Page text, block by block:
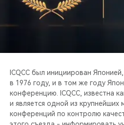
CHERY И СПОРТ
ВИДЕООБЗОРЫ
CHERY ДЛЯ ДЕТЕЙ
ICQCC был инициирован
в 1976 году, и в том же году
конференцию. ICQCC, известна
и является одной из
конференций по контролю